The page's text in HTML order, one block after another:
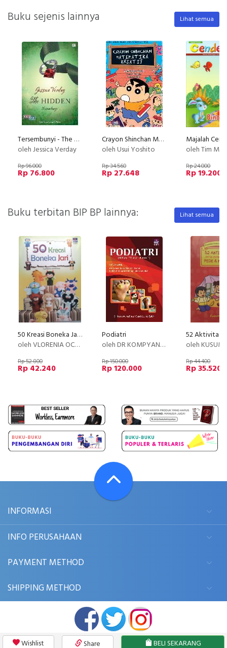
Buku sejenis lainnya Lihat semua
Tersembunyi - The Hidden (Disc 50%)
oleh Jessica Verday
Rp 96.000
Rp 76.800
Crayon Shinchan Matematika Kreatif (Disc 50%)
oleh Usui Yoshito
Rp 34.560
Rp 27.648
oleh Tim Majalah
Rp 24.000
Rp 19.200
Buku terbitan BIP BP lainnya: Lihat semua
50 Kreasi Boneka Jari (Disc 50%)
oleh VLORENIA OCTAVYANI
Rp 52.800
Rp 42.240
Podiatri
oleh DR KOMPYANG RATA I GUSTI AGUNG SPKK (K) FINS DV
Rp 150.000
Rp 120.000
oleh
Rp 44.400
Rp 35.520
Wishlist Share BELI SEKARANG
INFORMASI
INFO PERUSAHAAN
PAYMENT METHOD
SHIPPING METHOD
© 2006 - 2026 BUKUKITA.COM